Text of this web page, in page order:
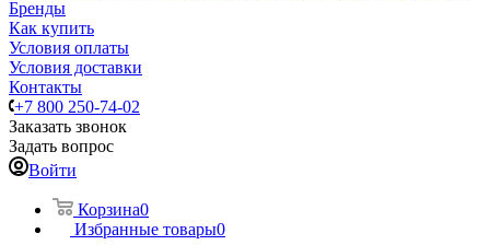
Бренды
Как купить
Условия оплаты
Условия доставки
Контакты
+7 800 250-74-02
Заказать звонок
Задать вопрос
Войти
Корзина0
Избранные товары0